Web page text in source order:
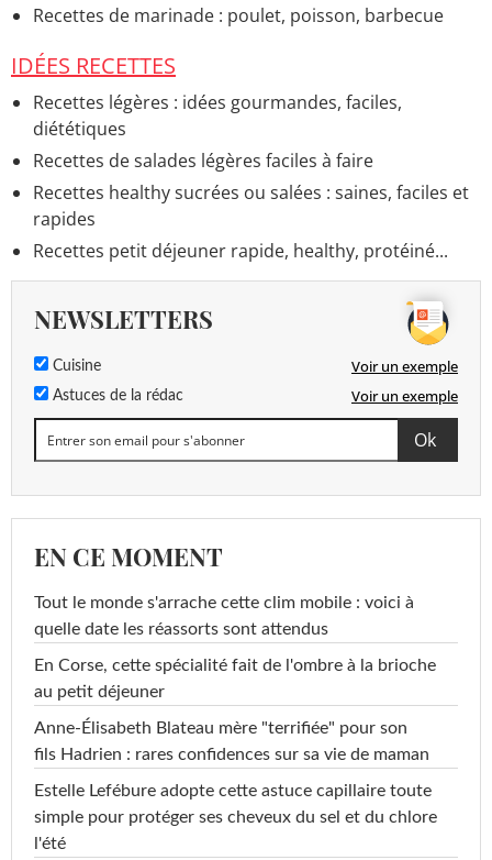
Recettes de marinade : poulet, poisson, barbecue
IDÉES RECETTES
Recettes légères : idées gourmandes, faciles,
diététiques
Recettes de salades légères faciles à faire
Recettes healthy sucrées ou salées : saines, faciles et
rapides
Recettes petit déjeuner rapide, healthy, protéiné...
NEWSLETTERS
Cuisine Voir un exemple
Astuces de la rédac Voir un exemple
EN CE MOMENT
Tout le monde s'arrache cette clim mobile : voici à
quelle date les réassorts sont attendus
En Corse, cette spécialité fait de l'ombre à la brioche
au petit déjeuner
Anne-Élisabeth Blateau mère "terrifiée" pour son
fils Hadrien : rares confidences sur sa vie de maman
Estelle Lefébure adopte cette astuce capillaire toute
simple pour protéger ses cheveux du sel et du chlore
l'été